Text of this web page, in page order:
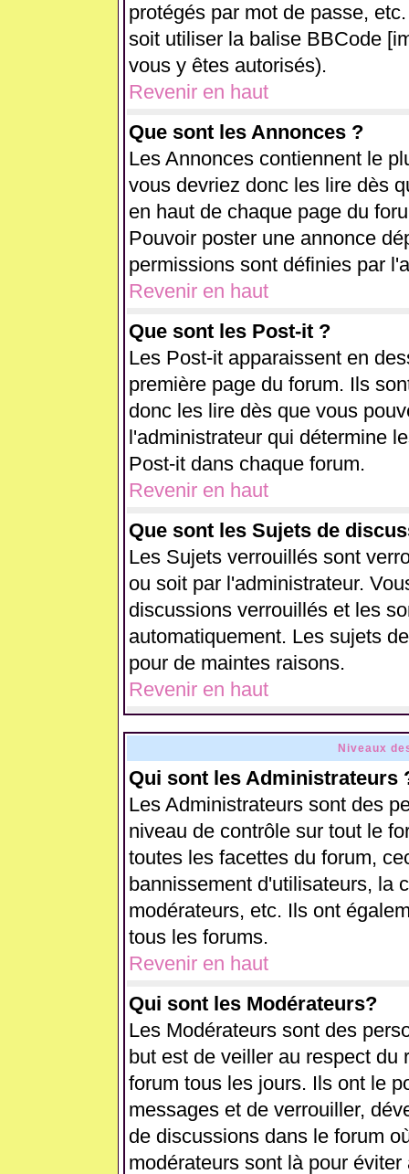
protégés par mot de passe,
soit utiliser la balise BBCode
vous y êtes autorisés).
Revenir en haut
Que sont les Annonces ?
Les Annonces contiennent le
vous devriez donc les lire dès
en haut de chaque page du
Pouvoir poster une annonce
permissions sont définies par
Revenir en haut
Que sont les Post-it ?
Les Post-it apparaissent en
première page du forum. Ils
donc les lire dès que vous
l'administrateur qui détermine
Post-it dans chaque forum.
Revenir en haut
Que sont les Sujets de
Les Sujets verrouillés sont
ou soit par l'administrateur.
discussions verrouillés et les
automatiquement. Les sujets
pour de maintes raisons.
Revenir en haut
Niveaux
Qui sont les Administrateurs
Les Administrateurs sont des
niveau de contrôle sur tout le
toutes les facettes du forum,
bannissement d'utilisateurs, la
modérateurs, etc. Ils ont
tous les forums.
Revenir en haut
Qui sont les Modérateurs?
Les Modérateurs sont des
but est de veiller au respect du
forum tous les jours. Ils ont le
messages et de verrouiller,
de discussions dans le forum
modérateurs sont là pour